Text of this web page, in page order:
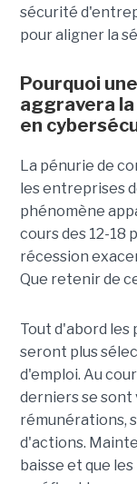
sécurité
pour aligner la
Pourquoi
aggravera
en
La pénurie de
les entreprises
phénomène
cours des 12-18
récession
Que retenir de
Tout d'abord
seront plus
d'emploi. Au
derniers se sont
rémunérations,
d'actions.
baisse et que